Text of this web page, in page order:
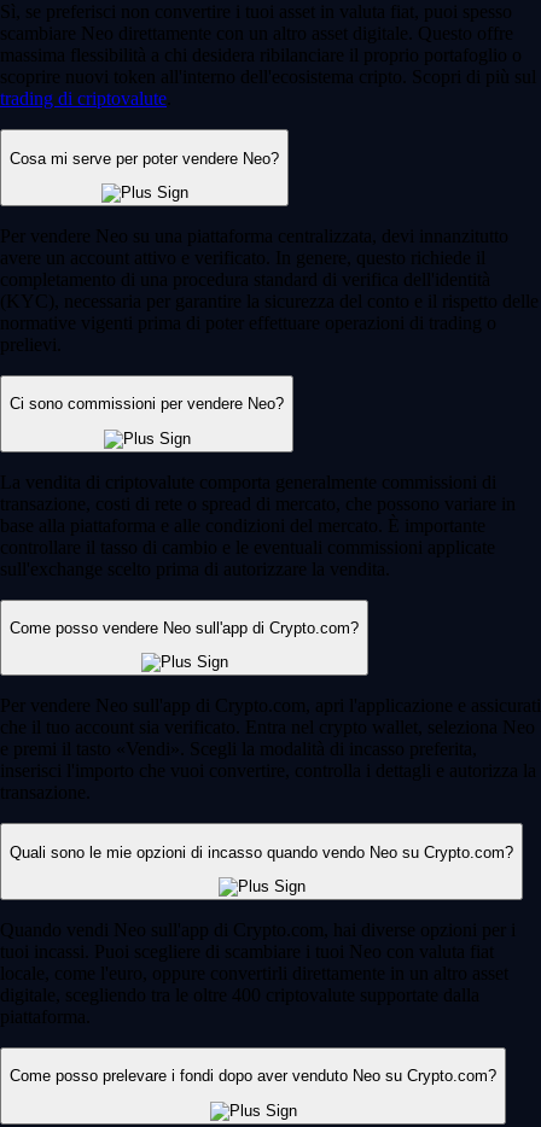
Sì, se preferisci non convertire i tuoi asset in valuta fiat, puoi spesso
scambiare Neo direttamente con un altro asset digitale. Questo offre
massima flessibilità a chi desidera ribilanciare il proprio portafoglio o
scoprire nuovi token all'interno dell'ecosistema cripto. Scopri di più sul
trading di criptovalute
Cosa mi serve per poter vendere Neo?
Per vendere Neo su una piattaforma centralizzata, devi innanzitutto
avere un account attivo e verificato. In genere, questo richiede il
completamento di una procedura standard di verifica dell'identità
(KYC), necessaria per garantire la sicurezza del conto e il rispetto delle
normative vigenti prima di poter effettuare operazioni di trading o
prelievi.
Ci sono commissioni per vendere Neo?
La vendita di criptovalute comporta generalmente commissioni di
transazione, costi di rete o spread di mercato, che possono variare in
base alla piattaforma e alle condizioni del mercato. È importante
controllare il tasso di cambio e le eventuali commissioni applicate
sull'exchange scelto prima di autorizzare la vendita.
Come posso vendere Neo sull'app di Crypto.com?
Per vendere Neo sull'app di Crypto.com, apri l'applicazione e assicurati
che il tuo account sia verificato. Entra nel crypto wallet, seleziona Neo
e premi il tasto «Vendi». Scegli la modalità di incasso preferita,
inserisci l'importo che vuoi convertire, controlla i dettagli e autorizza la
transazione.
Quali sono le mie opzioni di incasso quando vendo Neo su Crypto.com?
Quando vendi Neo sull'app di Crypto.com, hai diverse opzioni per i
tuoi incassi. Puoi scegliere di scambiare i tuoi Neo con valuta fiat
locale, come l'euro, oppure convertirli direttamente in un altro asset
digitale, scegliendo tra le oltre 400 criptovalute supportate dalla
piattaforma.
Come posso prelevare i fondi dopo aver venduto Neo su Crypto.com?